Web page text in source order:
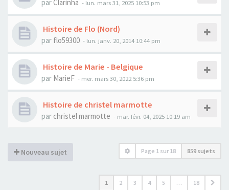
parClarinha - lun. mars 31, 2025 10:53 pm
Histoire de Flo (Nord)
par flo59300 - lun. janv. 20, 2014 10:44 pm
Histoire de Marie - Belgique
par MarieF - mer. mars 30, 2022 5:36 pm
Histoire de christel marmotte
par christel marmotte - mar. févr. 04, 2025 10:19 am
Nouveau sujet Page 1 sur 18 859 sujets
1 2 3 4 5 … 18